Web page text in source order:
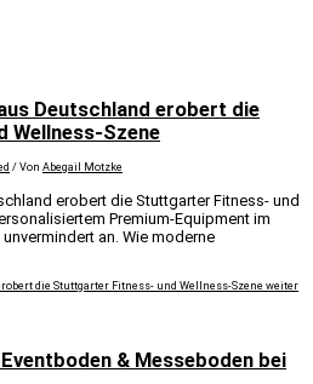
Deutschland erobert die
Wellness-Szene
/ Von Abegail Motzke
erobert die Stuttgarter Fitness- und
Premium-Equipment im
an. Wie moderne
die Stuttgarter Fitness- und Wellness-Szene weiter
& Messeboden bei